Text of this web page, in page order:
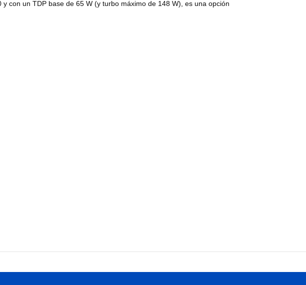
con un TDP base de 65 W (y turbo máximo de 148 W), es una opción